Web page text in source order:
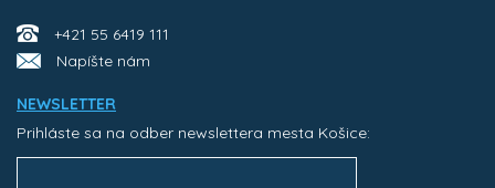
+421 55 6419 111
Napíšte nám
NEWSLETTER
Prihláste sa na odber newslettera mesta Košice: